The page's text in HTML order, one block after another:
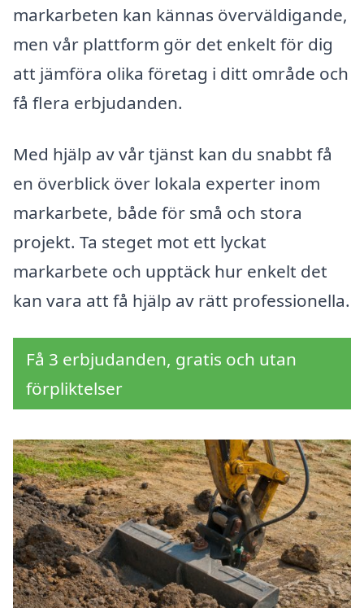
markarbeten kan kännas överväldigande,
men vår plattform gör det enkelt för dig
att jämföra olika företag i ditt område och
få flera erbjudanden.
Med hjälp av vår tjänst kan du snabbt få
en överblick över lokala experter inom
markarbete, både för små och stora
projekt. Ta steget mot ett lyckat
markarbete och upptäck hur enkelt det
kan vara att få hjälp av rätt professionella.
Få 3 erbjudanden, gratis och utan
förpliktelser